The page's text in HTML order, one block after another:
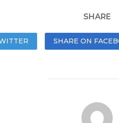
SHARE
SHARE ON